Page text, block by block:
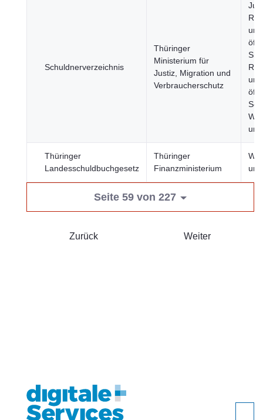
Schuldnerverzeichnis
Thüringer
Ministerium für
Justiz, Migration und
Verbraucherschutz
und
und
Thüringer
Landesschuldbuchgesetz
Thüringer
Finanzministerium
Seite 59 von 227
Zurück Weiter